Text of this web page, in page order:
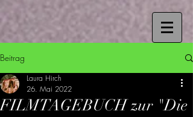
Beitrag
FILMTAGEBUCH zur "Die
Laura Hirch
26. Mai 2022